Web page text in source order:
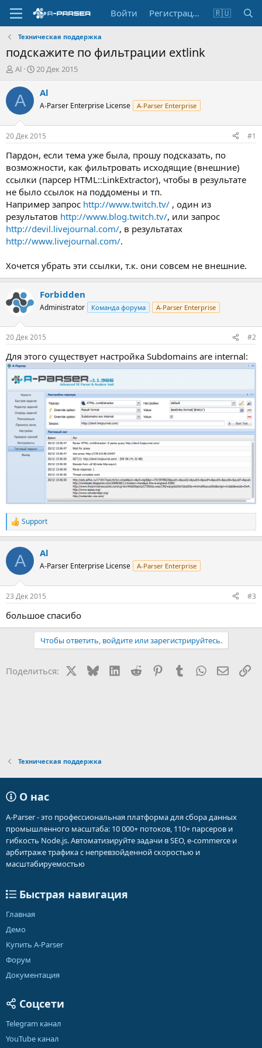
Войти Регистрация 🇷🇺
Техническая поддержка
подскажите по фильтрации extlink
А
т
о
т
е
м
ы
Al
Д
н
ч
а
л
а
20 Дек 2015
A Al
A-Parser Enterprise License A-Parser Enterprise
20 Дек 2015 #1
Пардон, если тема уже была, прошу подсказать, по
возможности, как фильтровать исходящие (внешние)
ссылки (парсер HTML::LinkExtractor), чтобы в результате
не было ссылок на поддомены и тп.
Например запрос http://www.twitch.tv/ , один из
результатов http://www.blog.twitch.tv/, или запрос
http://devil.livejournal.com/, в результатах
http://www.livejournal.com/.
Хочется убрать эти ссылки, т.к. они совсем не внешние.
Forbidden
Administrator Команда форума A-Parser Enterprise
20 Дек 2015 #2
Для этого существует настройка Subdomains are internal:
Р
е
к
и
Support
A Al
A-Parser Enterprise License A-Parser Enterprise
23 Дек 2015 #3
большое спасибо
Чтобы ответить, войдите или зарегистрируйтесь.
Поделиться: BlueskyLinkedIn
Reddit PinterestTumblr WhatsApp
Техническая поддержка
О нас
A-Parser - это профессиональная платформа для сбора данных
промышленного масштаба: 10 000+ потоков, 110+ парсеров и
гибкость Node.js. Автоматизируйте задачи в SEO, e-commerce и
арбитраже трафика с непревзойденной скоростью и
масштабируемостью
Быстрая навигация
Главная
Демо
Купить A-Parser
Форум
Документация
Соцсети
Telegram канал
YouTube канал